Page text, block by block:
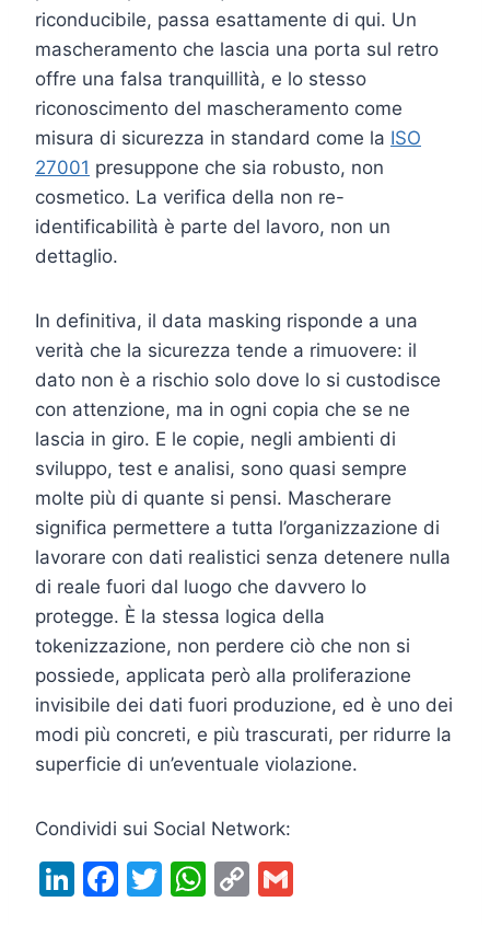
riconducibile, passa esattamente di qui. Un
mascheramento che lascia una porta sul retro
offre una falsa tranquillità, e lo stesso
riconoscimento del mascheramento come
misura di sicurezza in standard come la ISO
27001 presuppone che sia robusto, non
cosmetico. La verifica della non re-
identificabilità è parte del lavoro, non un
dettaglio.
In definitiva, il data masking risponde a una
verità che la sicurezza tende a rimuovere: il
dato non è a rischio solo dove lo si custodisce
con attenzione, ma in ogni copia che se ne
lascia in giro. E le copie, negli ambienti di
sviluppo, test e analisi, sono quasi sempre
molte più di quante si pensi. Mascherare
significa permettere a tutta l’organizzazione di
lavorare con dati realistici senza detenere nulla
di reale fuori dal luogo che davvero lo
protegge. È la stessa logica della
tokenizzazione, non perdere ciò che non si
possiede, applicata però alla proliferazione
invisibile dei dati fuori produzione, ed è uno dei
modi più concreti, e più trascurati, per ridurre la
superficie di un’eventuale violazione.
Condividi sui Social Network:
Li F
T
W C